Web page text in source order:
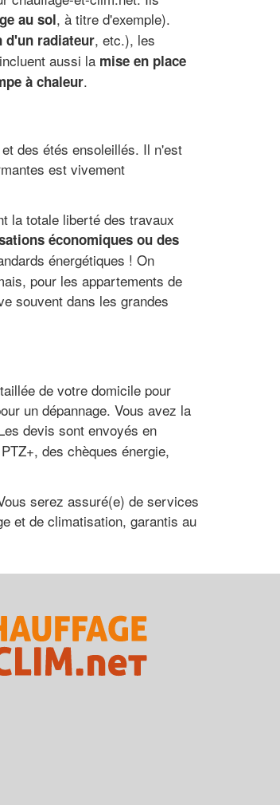
au sol, à titre d'exemple).
d'un radiateur, etc.), les
aussi la mise en place
à chaleur.
des étés ensoleillés. Il n'est
est vivement
la totale liberté des travaux
économiques ou des
énergétiques ! On
pour les appartements de
souvent dans les grandes
de votre domicile pour
un dépannage. Vous avez la
devis sont envoyés en
des chèques énergie,
serez assuré(e) de services
et de climatisation, garantis au